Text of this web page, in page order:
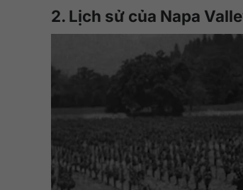
2. Lịch sử của Napa